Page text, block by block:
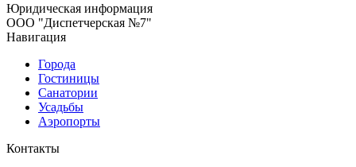
Юридическая информация
ООО "Диспетчерская №7"
Навигация
Города
Гостиницы
Санатории
Усадьбы
Аэропорты
Контакты